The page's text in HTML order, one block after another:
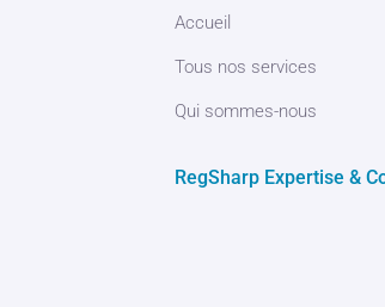
Accueil
Tous nos services
Qui sommes-nous
RegSharp Expertise &